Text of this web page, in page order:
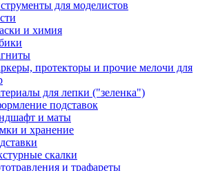
для моделистов
и химия
протекторы и прочие мелочи для
для лепки ("зеленка")
подставок
и маты
и хранение
скалки
и трафареты